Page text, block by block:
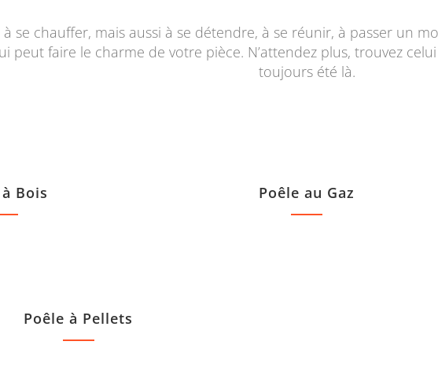
se chauffer, mais aussi à se détendre, à se réunir, à passer un
peut faire le charme de votre pièce. N’attendez plus, trouvez
toujours été là.
Bois Poêle au Gaz
Poêle à Pellets